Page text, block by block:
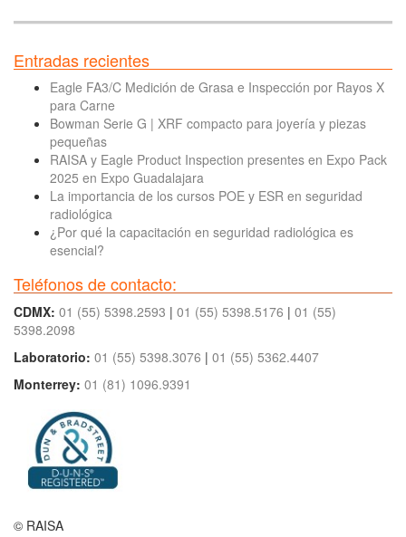
Entradas recientes
Eagle FA3/C Medición de Grasa e Inspección por Rayos X
para Carne
Bowman Serie G | XRF compacto para joyería y piezas
pequeñas
RAISA y Eagle Product Inspection presentes en Expo Pack
2025 en Expo Guadalajara
La importancia de los cursos POE y ESR en seguridad
radiológica
¿Por qué la capacitación en seguridad radiológica es
esencial?
Teléfonos de contacto:
CDMX: 01 (55) 5398.2593 | 01 (55) 5398.5176 | 01 (55)
5398.2098
Laboratorio: 01 (55) 5398.3076 | 01 (55) 5362.4407
Monterrey: 01 (81) 1096.9391
© RAISA